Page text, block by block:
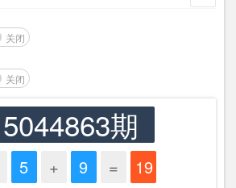
关闭
关闭
期
5 + 9 = 19